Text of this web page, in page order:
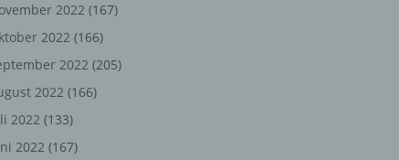
2022 (167)
2022 (166)
2022 (205)
2022 (166)
2022 (133)
2022 (167)